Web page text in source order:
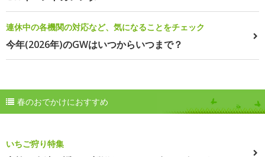
連休中の各機関の対応など、気になることをチェック
今年(2026年)のGWはいつからいつまで？
春のおでかけにおすすめ
いちご狩り特集